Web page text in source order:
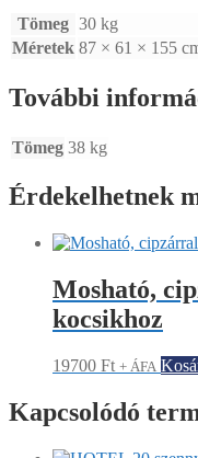
Tömeg 30 kg
Méretek 87 × 61 × 155
További
Tömeg 38 kg
Érdekelhetnek
Mosható,
kocsikhoz
19700 Ft + ÁFA
Kapcsolódó